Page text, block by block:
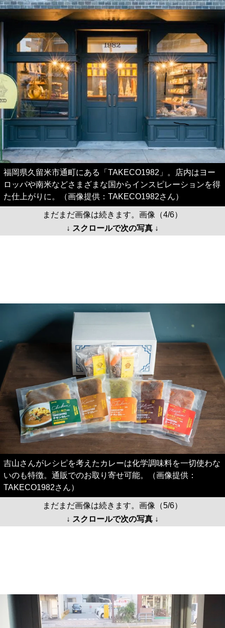
福岡県久留米市通町にある「TAKECO1982」。店内はヨー
ロッパや南米などさまざまな国からインスピレーションを得
た仕上がりに。（画像提供：TAKECO1982さん）
まだまだ画像は続きます。画像（4/6）
↓ スクロールで次の写真 ↓
吉山さんがレシピを考えたカレーは化学調味料を一切使わな
いのも特徴。通販でのお取り寄せ可能。（画像提供：
TAKECO1982さん）
まだまだ画像は続きます。画像（5/6）
↓ スクロールで次の写真 ↓